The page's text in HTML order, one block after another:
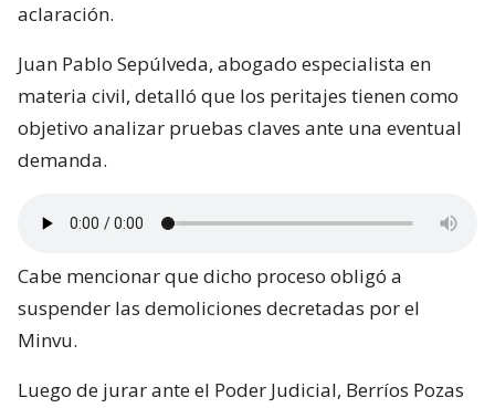
aclaración.
Juan Pablo Sepúlveda, abogado especialista en
materia civil, detalló que los peritajes tienen como
objetivo analizar pruebas claves ante una eventual
demanda.
Cabe mencionar que dicho proceso obligó a
suspender las demoliciones decretadas por el
Minvu.
Luego de jurar ante el Poder Judicial, Berríos Pozas